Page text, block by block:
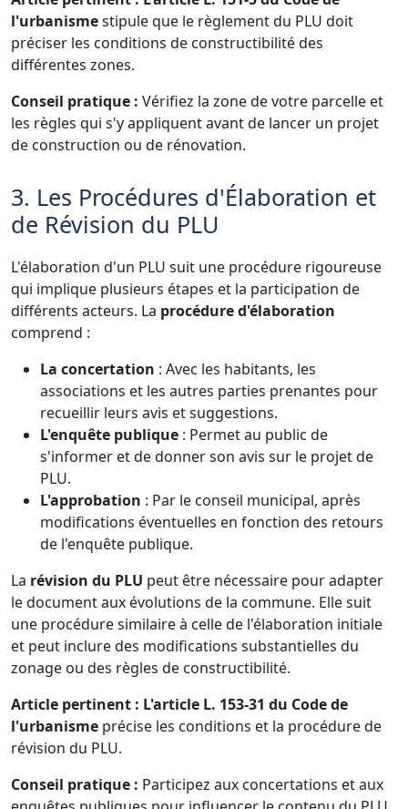
l'urbanismestipule que le règlement du PLU doit
préciser les conditions de constructibilité des
différentes zones.
Conseil pratique : Vérifiez la zone de votre parcelle et
les règles qui s'y appliquent avant de lancer un projet
de construction ou de rénovation.
3. Les Procédures d'Élaboration et
de Révision du PLU
L'élaboration d'un PLU suit une procédure rigoureuse
qui implique plusieurs étapes et la participation de
différents acteurs. La procédure d'élaboration
comprend :
La concertation : Avec les habitants, les
associations et les autres parties prenantes pour
recueillir leurs avis et suggestions.
L'enquête publique : Permet au public de
s'informer et de donner son avis sur le projet de
PLU.
L'approbation : Par le conseil municipal, après
modifications éventuelles en fonction des retours
de l'enquête publique.
La révision du PLU peut être nécessaire pour adapter
le document aux évolutions de la commune. Elle suit
une procédure similaire à celle de l'élaboration initiale
et peut inclure des modifications substantielles du
zonage ou des règles de constructibilité.
Article pertinent : L'article L. 153-31 du Code de
l'urbanisme précise les conditions et la procédure de
révision du PLU.
Conseil pratique : Participez aux concertations et aux